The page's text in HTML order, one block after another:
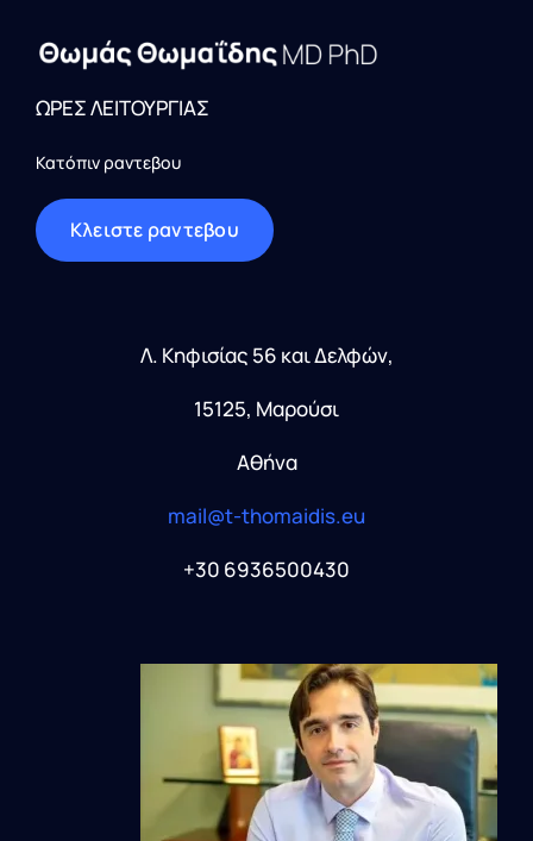
ΩΡΕΣ ΛΕΙΤΟΥΡΓΙΑΣ
Κατόπιν ραντεβου
Kλειστε ραντεβου
Λ. Κηφισίας 56 και Δελφών,
15125, Μαρούσι
Αθήνα
mail@t-thomaidis.eu
+30 6936500430